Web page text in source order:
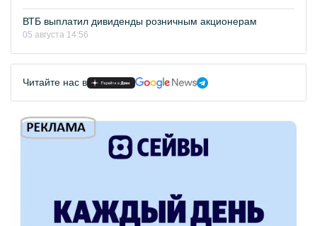
ВТБ выплатил дивиденды розничным акционерам
05 августа 14:56
Читайте нас в